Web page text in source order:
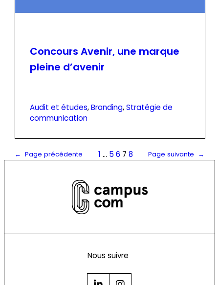
Concours Avenir, une marque
pleine d’avenir
Audit et études, Branding, Stratégie de
communication
← Page précédente 1 … 5 6 7 8 Page suivante →
Nous suivre